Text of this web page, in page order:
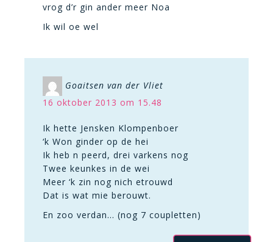
vrog d’r gin ander meer Noa
Ik wil oe wel
Goaitsen van der Vliet
16 oktober 2013 om 15.48
Ik hette Jensken Klompenboer
‘k Won ginder op de hei
Ik heb n peerd, drei varkens nog
Twee keunkes in de wei
Meer ‘k zin nog nich etrouwd
Dat is wat mie berouwt.
En zoo verdan… (nog 7 coupletten)